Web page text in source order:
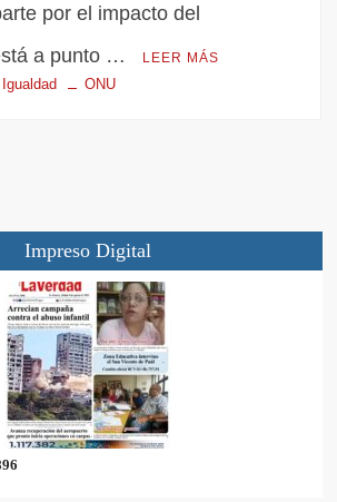
por el impacto del
a punto …
LEER MÁS
Igualdad ONU
Impreso Digital